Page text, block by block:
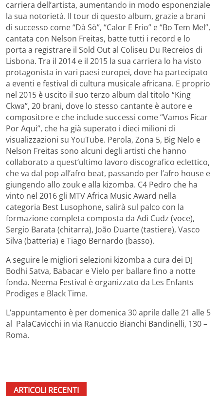
carriera dell’artista, aumentando in modo esponenziale
la sua notorietà. Il tour di questo album, grazie a brani
di successo come “Dà Sò”, “Calor E Frio” e “Bo Tem Mel”,
cantata con Nelson Freitas, batte tutti i record e lo
porta a registrare il Sold Out al Coliseu Du Recreios di
Lisbona. Tra il 2014 e il 2015 la sua carriera lo ha visto
protagonista in vari paesi europei, dove ha partecipato
a eventi e festival di cultura musicale africana. E proprio
nel 2015 è uscito il suo terzo album dal titolo “King
Ckwa”, 20 brani, dove lo stesso cantante è autore e
compositore e che include successi come “Vamos Ficar
Por Aqui”, che ha già superato i dieci milioni di
visualizzazioni su YouTube. Perola, Zona 5, Big Nelo e
Nelson Freitas sono alcuni degli artisti che hanno
collaborato a quest’ultimo lavoro discografico eclettico,
che va dal pop all’afro beat, passando per l’afro house e
giungendo allo zouk e alla kizomba. C4 Pedro che ha
vinto nel 2016 gli MTV Africa Music Award nella
categoria Best Lusophone, salirà sul palco con la
formazione completa composta da Adì Cudz (voce),
Sergio Barata (chitarra), João Duarte (tastiere), Vasco
Silva (batteria) e Tiago Bernardo (basso).
A seguire le migliori selezioni kizomba a cura dei DJ
Bodhi Satva, Babacar e Vielo per ballare fino a notte
fonda. Neema Festival è organizzato da Les Enfants
Prodiges e Black Time.
L’appuntamento è per domenica 30 aprile dalle 21 alle 5
al PalaCavicchi in via Ranuccio Bianchi Bandinelli, 130 –
Roma.
ARTICOLI RECENTI